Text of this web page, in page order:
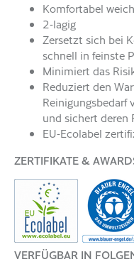
Komfortabel
2-lagig
Zersetzt sich bei
schnell in feinste
Minimiert das
Reduziert den
Reinigungsbedarf
und sichert deren
EU-Ecolabel
ZERTIFIKATE &
VERFÜGBAR IN